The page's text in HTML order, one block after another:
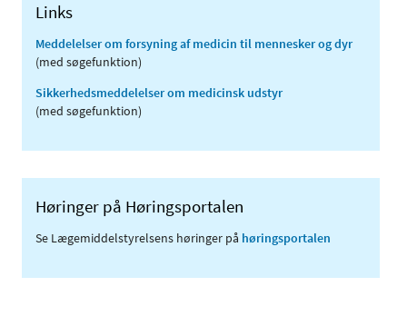
Links
Meddelelser om forsyning af medicin til mennesker og dyr
(med søgefunktion)
Sikkerhedsmeddelelser om medicinsk udstyr
(med søgefunktion)
Høringer på Høringsportalen
Se Lægemiddelstyrelsens høringer på høringsportalen